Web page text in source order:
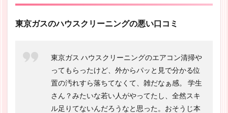
東京ガスのハウスクリーニングの悪い口コミ
東京ガス ハウスクリーニングのエアコン清掃や
ってもらったけど、外からパッと見で分かる位
置の汚れすら落ちてなくて、雑だなぁ感。 学生
さん？みたいな若い人がやってたし、全然スキ
ル足りてないんだろうなと思った。おそうじ本